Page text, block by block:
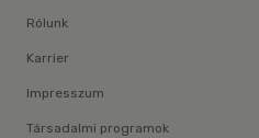
Rólunk
Karrier
Impresszum
Társadalmi programok